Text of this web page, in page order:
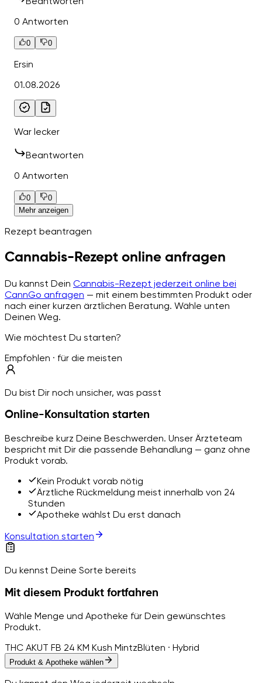
0 Antworten
0 0
Ersin
01.08.2026
War lecker
Beantworten
0 Antworten
0
0
Mehr anzeigen
Rezept beantragen
Cannabis-Rezept online anfragen
Du kannst Dein Cannabis-Rezept jederzeit online bei
CannGo anfragen — mit einem bestimmten Produkt oder
nach einer kurzen ärztlichen Beratung. Wähle unten
Deinen Weg.
Wie möchtest Du starten?
Empfohlen · für die meisten
Du bist Dir noch unsicher, was passt
Online-Konsultation starten
Beschreibe kurz Deine Beschwerden. Unser Ärzteteam
bespricht mit Dir die passende Behandlung — ganz ohne
Produkt vorab.
Kein Produkt vorab nötig
Ärztliche Rückmeldung meist innerhalb von 24
Stunden
Apotheke wählst Du erst danach
Konsultation starten
Du kennst Deine Sorte bereits
Mit diesem Produkt fortfahren
Wähle Menge und Apotheke für Dein gewünschtes
Produkt.
THC AKUT FB 24 KM Kush MintzBlüten · Hybrid
Produkt & Apotheke wählen